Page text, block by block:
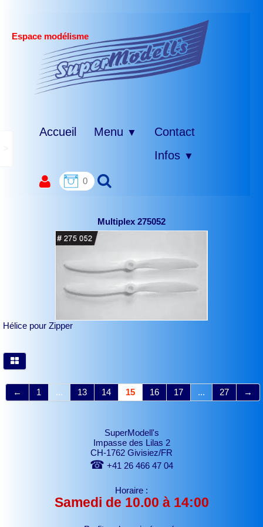
Espace modélisme
Accueil Menu ▼
Contact
Infos ▼
0
Multiplex 275052
Hélice pour Zipper
← 1 ... 13 14 15 16 17 ... 27 →
SuperModell's
Impasse des Lilas 2
CH-1762 Givisiez/FR
☎ +41 26 466 47 04
Horaire :
Samedi de 10.00 à 14:00